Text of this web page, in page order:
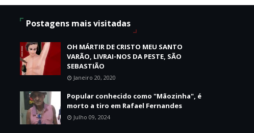
Postagens mais visitadas
OH MÁRTIR DE CRISTO MEU SANTO
VARÃO, LIVRAI-NOS DA PESTE, SÃO
SEBASTIÃO
Janeiro 20, 2020
Popular conhecido como "Mãozinha", é
morto a tiro em Rafael Fernandes
Julho 09, 2024